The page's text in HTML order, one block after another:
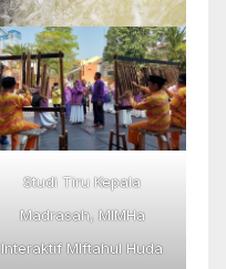
Studi Tiru Kepala
Madrasah, MIMHa
Interaktif MIftahul Huda